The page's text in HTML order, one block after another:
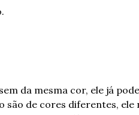
da mesma cor, ele já
são de cores diferentes,